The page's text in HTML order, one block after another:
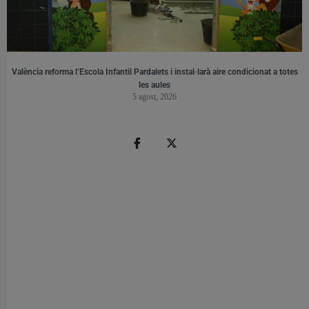
València reforma l’Escola Infantil Pardalets i instal·larà aire condicionat a totes
les aules
5 agost, 2026